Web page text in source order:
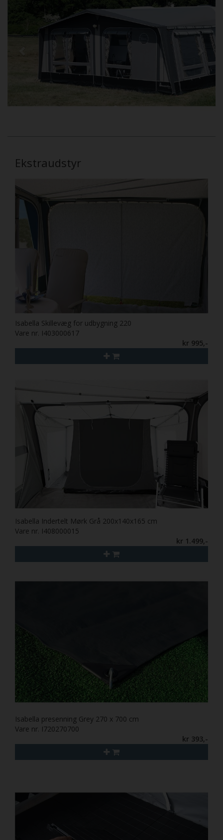
Ekstraudstyr
Isabella Skillevæg for udbygning 220
Vare nr. I403000617
kr 995,-
Isabella Indertelt Mørk Grå 200x140x165 cm
Vare nr. I408000015
kr 1.499,-
Isabella presenning Grey 270 x 700 cm
Vare nr. I720270700
kr 393,-